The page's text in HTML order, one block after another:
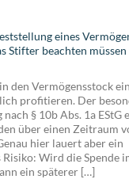
eines
Stifter beachten müssen
den Vermögensstock
profitieren. Der
nach § 10b Abs. 1a
über einen Zeitraum
hier lauert aber ein
Wird die Spende
ein späterer […]